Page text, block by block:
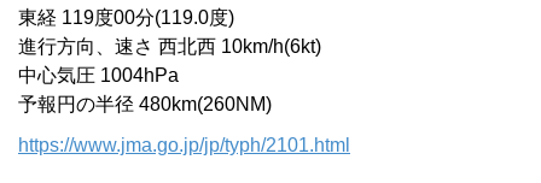
東経 119度00分(119.0度)
進行方向、速さ 西北西 10km/h(6kt)
中心気圧 1004hPa
予報円の半径 480km(260NM)
https://www.jma.go.jp/jp/typh/2101.html